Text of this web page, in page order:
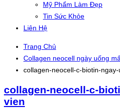
Mỹ Phẩm Làm Đẹp
Tin Sức Khỏe
Liên Hệ
Trang Chủ
Collagen neocell ngày uống
collagen-neocell-c-biotin-
collagen-neocell-c-
vien